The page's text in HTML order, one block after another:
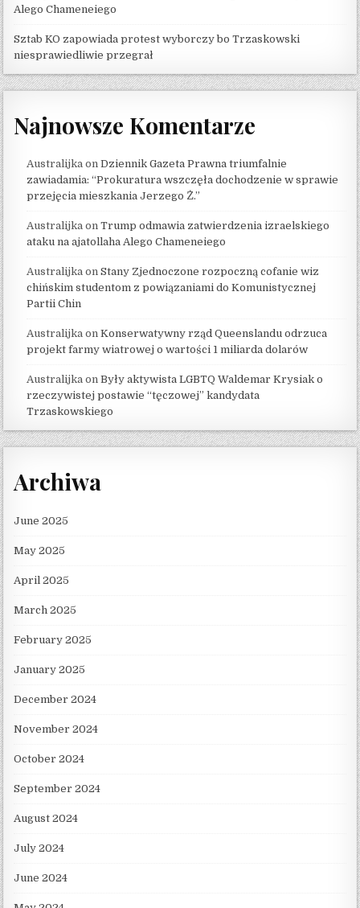
Alego Chameneiego
Sztab KO zapowiada protest wyborczy bo Trzaskowski
niesprawiedliwie przegrał
Najnowsze Komentarze
Australijka onDziennik Gazeta Prawna triumfalnie
zawiadamia: “Prokuratura wszczęła dochodzenie w sprawie
przejęcia mieszkania Jerzego Ż.”
Australijka onTrump odmawia zatwierdzenia izraelskiego
ataku na ajatollaha Alego Chameneiego
Australijka onStany Zjednoczone rozpoczną cofanie wiz
chińskim studentom z powiązaniami do Komunistycznej
Partii Chin
Australijka onKonserwatywny rząd Queenslandu odrzuca
projekt farmy wiatrowej o wartości 1 miliarda dolarów
Australijka onByły aktywista LGBTQ Waldemar Krysiak o
rzeczywistej postawie “tęczowej” kandydata
Trzaskowskiego
Archiwa
June 2025
May 2025
April 2025
March 2025
February 2025
January 2025
December 2024
November 2024
October 2024
September 2024
August 2024
July 2024
June 2024